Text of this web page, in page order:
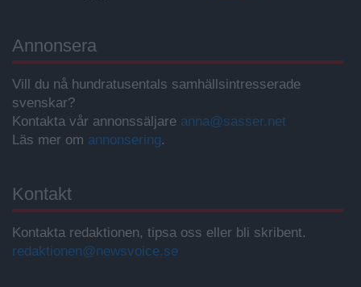
Annonsera
Vill du nå hundratusentals samhällsintresserade
svenskar?
Kontakta vår annonssäljare anna@sasser.net
Läs mer om annonsering.
Kontakt
Kontakta redaktionen, tipsa oss eller bli skribent.
redaktionen@newsvoice.se